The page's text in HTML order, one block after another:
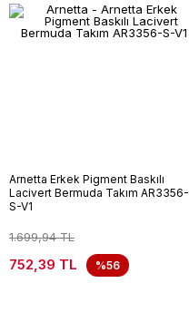
Arnetta Erkek Pigment Baskılı
Lacivert Bermuda Takım AR3356-
S-V1
1.699,94 TL
752,39 TL %56